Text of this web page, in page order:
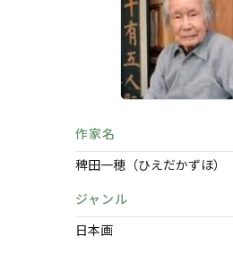
作家名
稗田一穂（ひえだかずほ）
ジャンル
日本画